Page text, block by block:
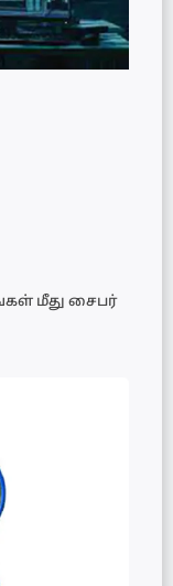
மீது சைபர்